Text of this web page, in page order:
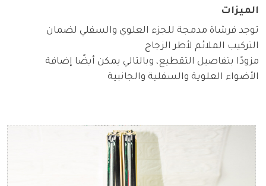
الميزات
توجد فرشاة مدمجة للجزء العلوي والسفلي لضمان
التركيب الملائم لأطر الزجاج
مزودًا بتفاصيل التقطيع، وبالتالي يمكن أيضًا إضافة
الأضواء العلوية والسفلية والجانبية